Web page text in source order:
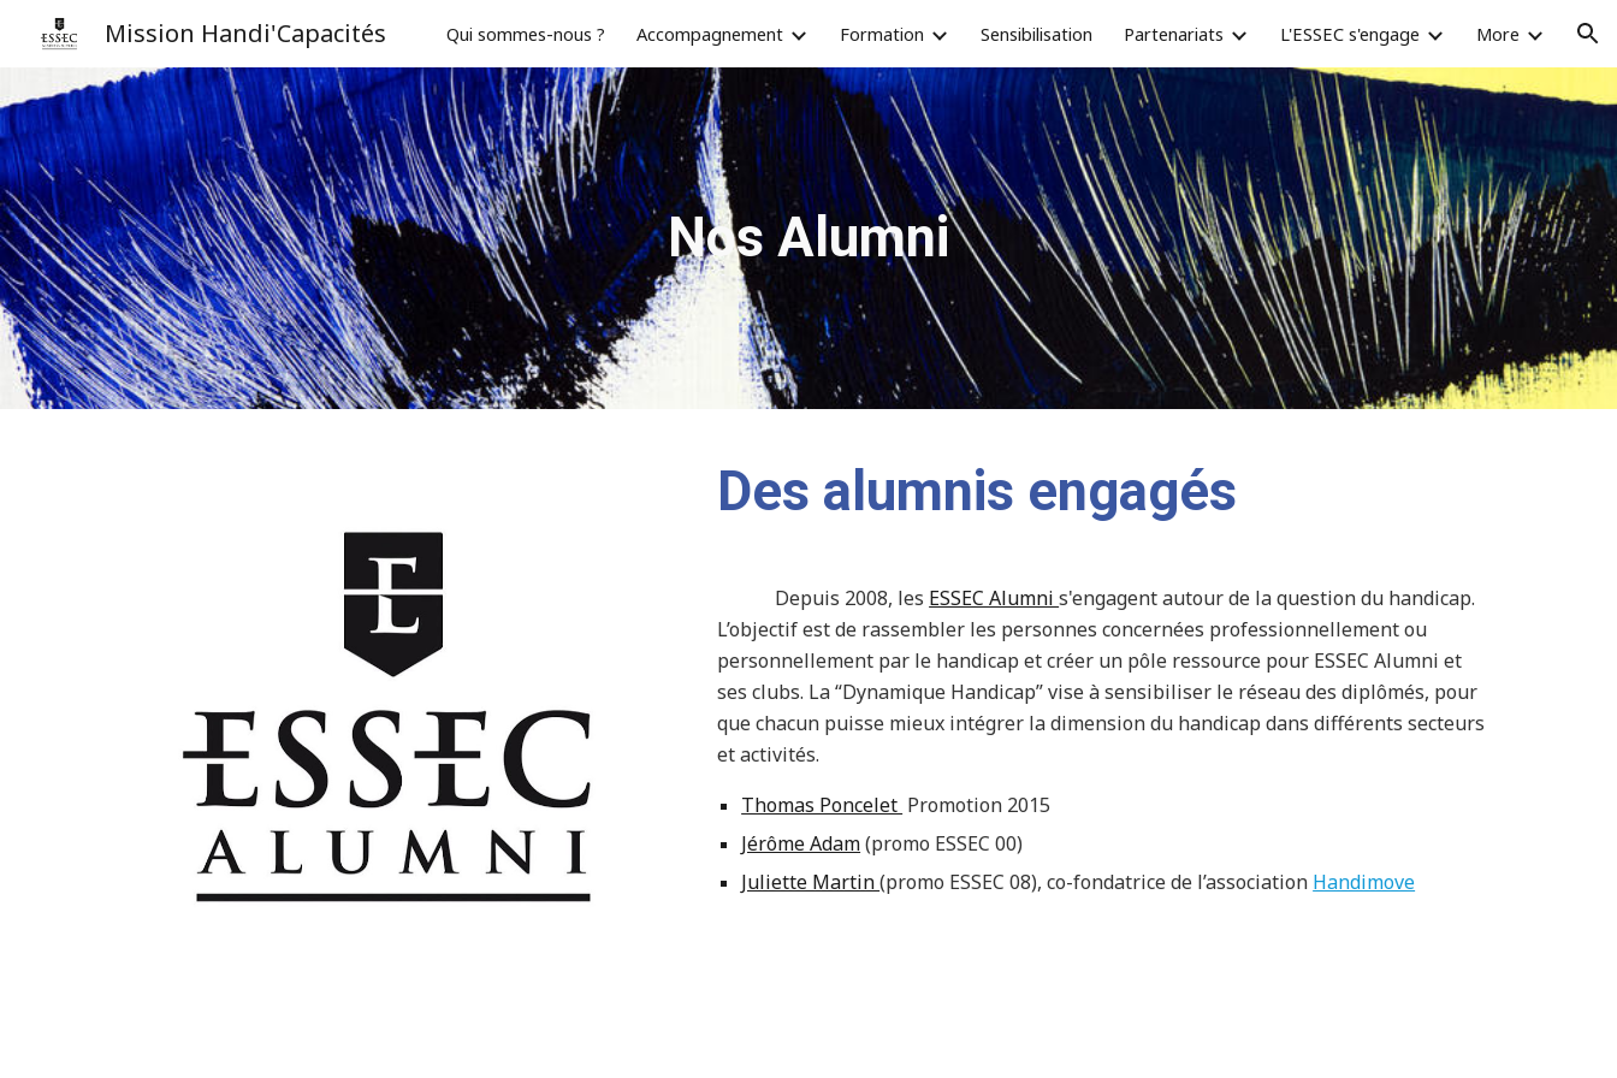
Skip to main content Skip to navigation
Mission Handi'Capacités Qui sommes-nous ? Accompagnement Formation Sensibilisation Partenariats L'ESSEC s'engage More
Nos Alumni
Des alumnis engagés
Depuis 2008, les ESSEC Alumnis'engagent autour de la question du handicap.
L’objectif est de rassembler les personnes concernées professionnellement ou
personnellement par le handicap et créer un pôle ressource pour ESSEC Alumni et
ses clubs. La “Dynamique Handicap” vise à sensibiliser le réseau des diplômés, pour
que chacun puisse mieux intégrer la dimension du handicap dans différents secteurs
et activités.
Thomas Poncelet Promotion 2015
Jérôme Adam(promo ESSEC 00)
Juliette Martin(promo ESSEC 08), co-fondatrice de l’association Handimove